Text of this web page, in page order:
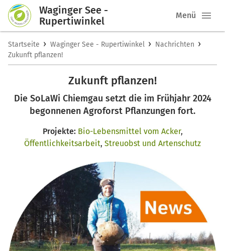
Waginger See -
Rupertiwinkel
Menü
Startseite › Waginger See - Rupertiwinkel › Nachrichten ›
Zukunft pflanzen!
Zukunft pflanzen!
Die SoLaWi Chiemgau setzt die im Frühjahr 2024
begonnenen Agroforst Pflanzungen fort.
Projekte: Bio-Lebensmittel vom Acker,
Öffentlichkeitsarbeit, Streuobst und Artenschutz